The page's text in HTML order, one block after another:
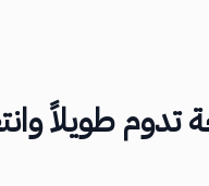
تدوم طويلاً